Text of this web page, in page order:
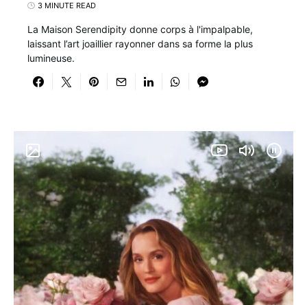
3 MINUTE READ
La Maison Serendipity donne corps à l'impalpable,
laissant l’art joaillier rayonner dans sa forme la plus
lumineuse.